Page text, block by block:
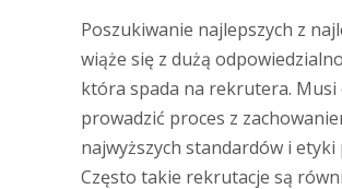
Poszukiwanie najlepszych z
wiąże się z dużą
która spada na rekrutera. Musi
prowadzić proces z
najwyższych standardów i etyki
Często takie rekrutacje są